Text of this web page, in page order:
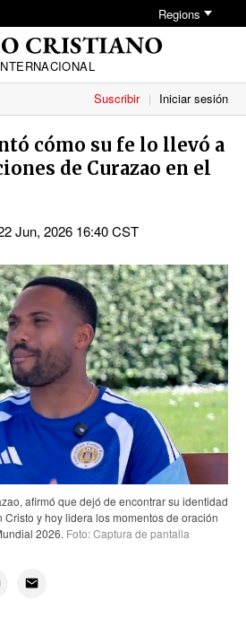
Regions
Suscribir Iniciar sesión
cómo su fe lo llevó a
de Curazao en el
Jun, 2026 16:40 CST
afirmó que dejó de encontrar su identidad
y hoy lidera los momentos de oración
2026. Foto: Captura de pantalla